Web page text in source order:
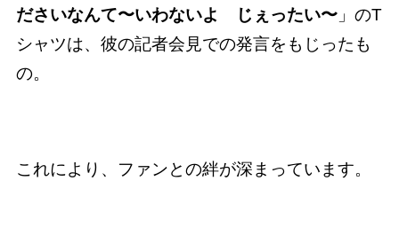
ださいなんて〜いわないよ じぇったい〜」のT
シャツは、彼の記者会見での発言をもじったも
の。
これにより、ファンとの絆が深まっています。